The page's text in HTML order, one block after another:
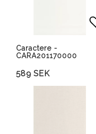
Caractere -
CARA201170000
589 SEK